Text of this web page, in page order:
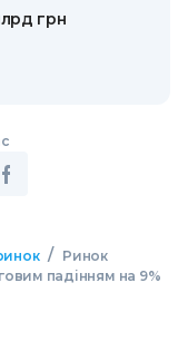
грн
/ Ринок
падінням на 9%